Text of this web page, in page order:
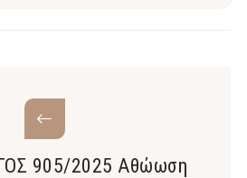
905/2025 Αθώωση